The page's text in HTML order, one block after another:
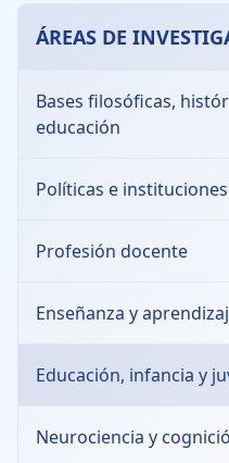
ÁREAS DE
Bases filosóficas,
educación
Políticas e
Profesión docente
Enseñanza y
Educación, infancia y
Neurociencia y